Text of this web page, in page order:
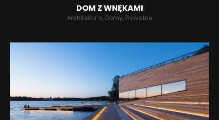
DOM Z WNĘKAMI
Architektura, Domy, Prywatne